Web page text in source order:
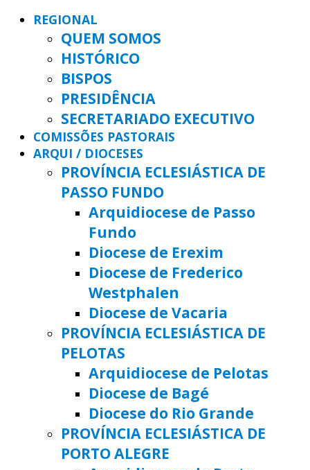
REGIONAL
QUEM SOMOS
HISTÓRICO
BISPOS
PRESIDÊNCIA
SECRETARIADO EXECUTIVO
COMISSÕES PASTORAIS
ARQUI / DIOCESES
PROVÍNCIA ECLESIÁSTICA DE
PASSO FUNDO
Arquidiocese de Passo
Fundo
Diocese de Erexim
Diocese de Frederico
Westphalen
Diocese de Vacaria
PROVÍNCIA ECLESIÁSTICA DE
PELOTAS
Arquidiocese de Pelotas
Diocese de Bagé
Diocese do Rio Grande
PROVÍNCIA ECLESIÁSTICA DE
PORTO ALEGRE